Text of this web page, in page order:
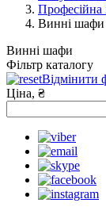
Професійна
Винні шафи
Винні шафи
Фільтр каталогу
Відмінити
Ціна, ₴